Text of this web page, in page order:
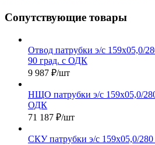
Сопутствующие товары
Отвод патрубки э/с 159х05,0/
90 град. с ОДК
9 987 ₽/шт
НЩО патрубки э/с 159х05,0/
ОДК
71 187 ₽/шт
СКУ патрубки э/с 159х05,0/